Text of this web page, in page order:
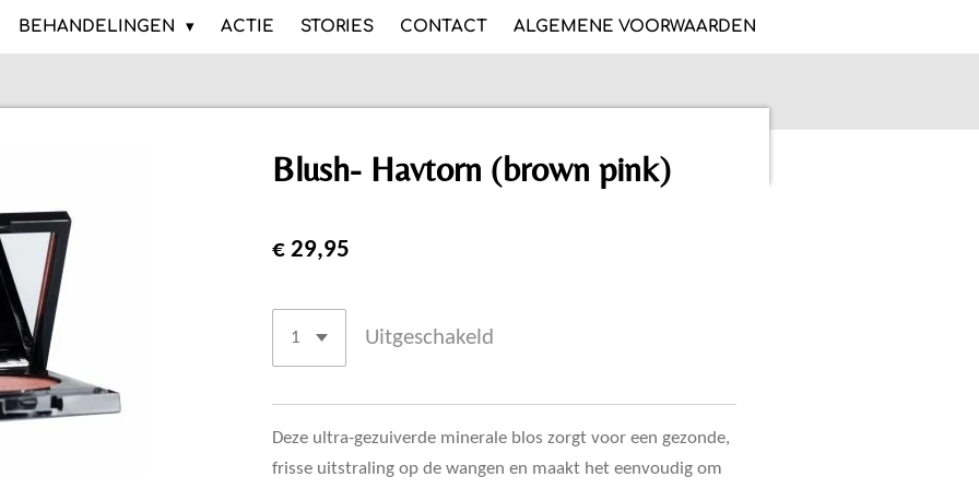
BEHANDELINGEN ACTIE STORIES CONTACT ALGEMENE VOORWAARDEN
Blush- Havtorn (brown pink)
€ 29,95
Uitgeschakeld
Deze ultra-gezuiverde minerale blos zorgt voor een gezonde,
frisse uitstraling op de wangen en maakt het eenvoudig om